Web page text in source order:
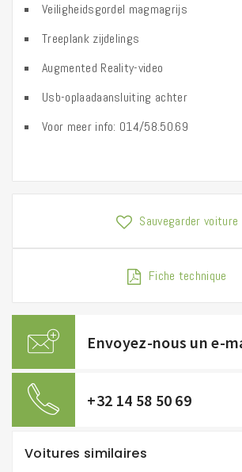
Veiligheidsgordel magmagrijs
Treeplank zijdelings
Augmented Reality-video
Usb-oplaadaansluiting achter
Voor meer info: 014/58.50.69
Sauvegarder voiture
Fiche technique
Envoyez-nous un e-
+32 14 58 50 69
Voitures similaires